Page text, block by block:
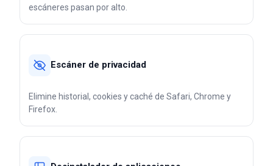
escáneres pasan por alto.
Escáner de privacidad
Elimine historial, cookies y caché de Safari, Chrome y
Firefox.